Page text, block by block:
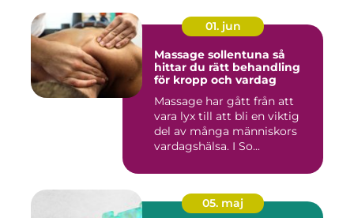
01. jun
Massage sollentuna så
hittar du rätt behandling
för kropp och vardag
Massage har gått från att
vara lyx till att bli en viktig
del av många människors
vardagshälsa. I So...
05. maj